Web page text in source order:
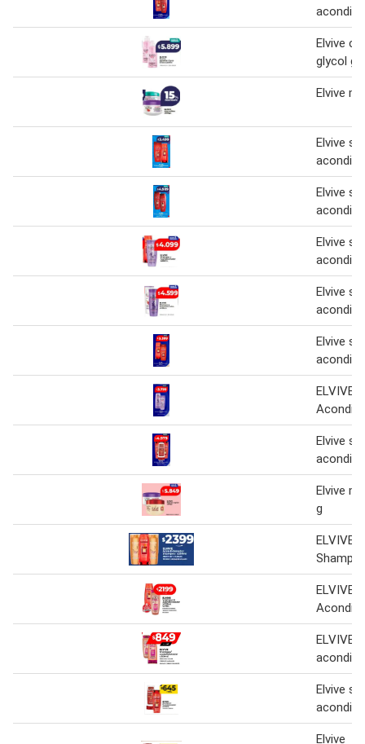
Elvive
glycol
Elvive
Elvive
Elvive
Elvive
Elvive
Elvive
ELVIVE
Elvive
Elvive
g
ELVIVE
ELVIVE
ELVIVE
Elvive
Elvive